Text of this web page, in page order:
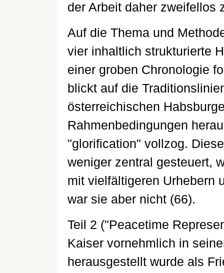
der Arbeit daher zweifellos
Auf die Thema und
vier inhaltlich strukturierte
einer groben Chronologie
blickt auf die
österreichischen
Rahmenbedingungen
"glorification" vollzog.
weniger zentral gesteuert,
mit vielfältigeren Urhebern
war sie aber nicht (66).
Teil 2 ("Peacetime
Kaiser vornehmlich in
herausgestellt wurde als